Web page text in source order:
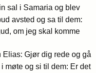
sal i Samaria og blev
avsted og sa til dem:
om jeg skal komme
Elias: Gjør dig rede og gå
møte og si til dem: Er det